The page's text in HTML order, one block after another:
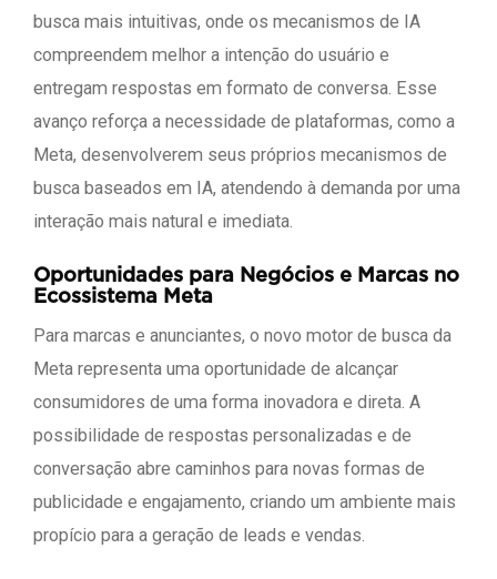
busca mais intuitivas, onde os mecanismos de IA
compreendem melhor a intenção do usuário e
entregam respostas em formato de conversa. Esse
avanço reforça a necessidade de plataformas, como a
Meta, desenvolverem seus próprios mecanismos de
busca baseados em IA, atendendo à demanda por uma
interação mais natural e imediata.
Oportunidades para Negócios e Marcas no
Ecossistema Meta
Para marcas e anunciantes, o novo motor de busca da
Meta representa uma oportunidade de alcançar
consumidores de uma forma inovadora e direta. A
possibilidade de respostas personalizadas e de
conversação abre caminhos para novas formas de
publicidade e engajamento, criando um ambiente mais
propício para a geração de leads e vendas.